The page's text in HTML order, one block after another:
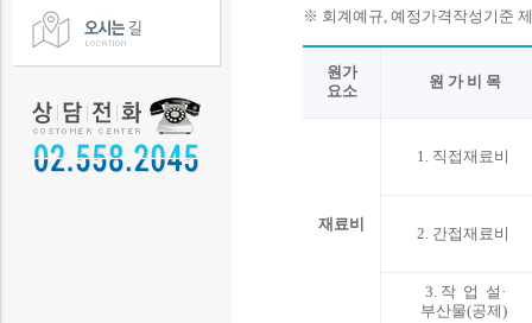
※ 회계예규, 예정가격작성기준
원가
요소
원 가 비 목
재료비
1. 직접재료비
2. 간접재료비
3. 작 업 설·
부산물(공제)